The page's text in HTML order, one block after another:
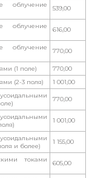
облучение
539,00
облучение
616,00
облучение
770,00
(1 поле)
770,00
(2-3 поля) 1 001,00
770,00
1 001,00
и более)
1 155,00
токами
605,00